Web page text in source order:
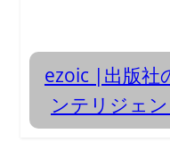
ezoic |出版社
ンテリジェ